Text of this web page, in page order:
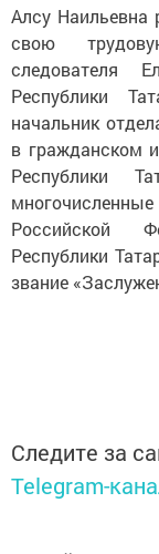
Алсу Наильевна
свою
следователя
Республики
начальник
в гражданском
Республики
Российской
Республики
звание
Следите за
Telegram-